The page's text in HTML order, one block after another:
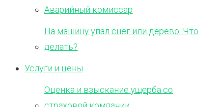
Аварийный комиссар
На машину упал снег или дерево. Что
делать?
Услуги и цены
Оценка и взыскание ущерба со